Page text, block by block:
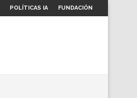
POLÍTICAS IA FUNDACIÓN